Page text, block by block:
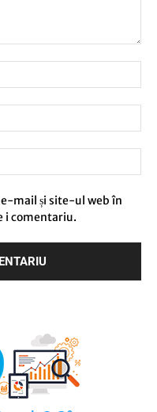
mail și site-ul web în
i comentariu.